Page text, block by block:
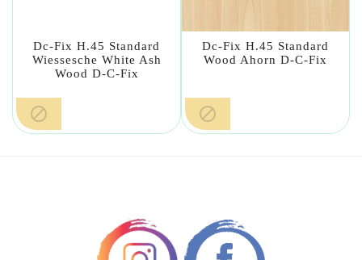
Dc-Fix H.45 Standard
Wiessesche White Ash
Wood D-C-Fix

Dc-Fix H.45 Standard
Wood Ahorn D-C-Fix
